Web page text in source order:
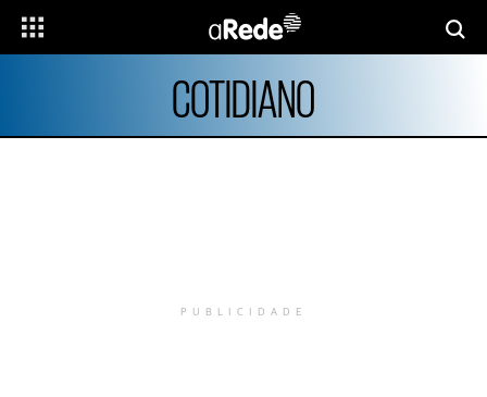
COTIDIANO
PUBLICIDADE